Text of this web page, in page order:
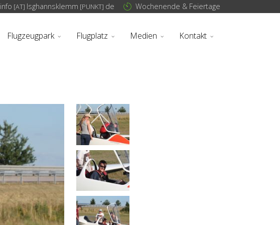
info [AT] lsghannsklemm [PUNKT] de Wochenende & Feiertage
Flugzeugpark Flugplatz Medien Kontakt